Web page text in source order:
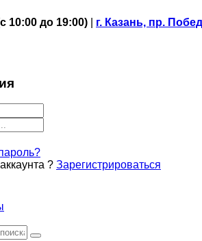
с 10:00 до 19:00) г. Казань, пр.
? Зарегистрироваться